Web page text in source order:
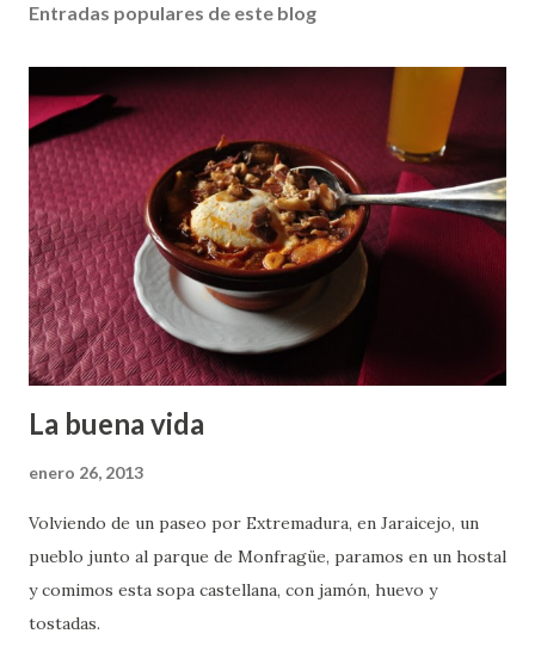
Entradas populares de este blog
La buena vida
enero 26, 2013
Volviendo de un paseo por Extremadura, en Jaraicejo, un
pueblo junto al parque de Monfragüe, paramos en un hostal
y comimos esta sopa castellana, con jamón, huevo y
tostadas.